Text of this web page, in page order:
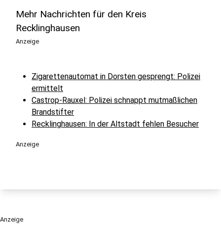
Mehr Nachrichten für den Kreis
Recklinghausen
Anzeige
Zigarettenautomat in Dorsten gesprengt: Polizei
ermittelt
Castrop-Rauxel: Polizei schnappt mutmaßlichen
Brandstifter
Recklinghausen: In der Altstadt fehlen Besucher
Anzeige
Anzeige